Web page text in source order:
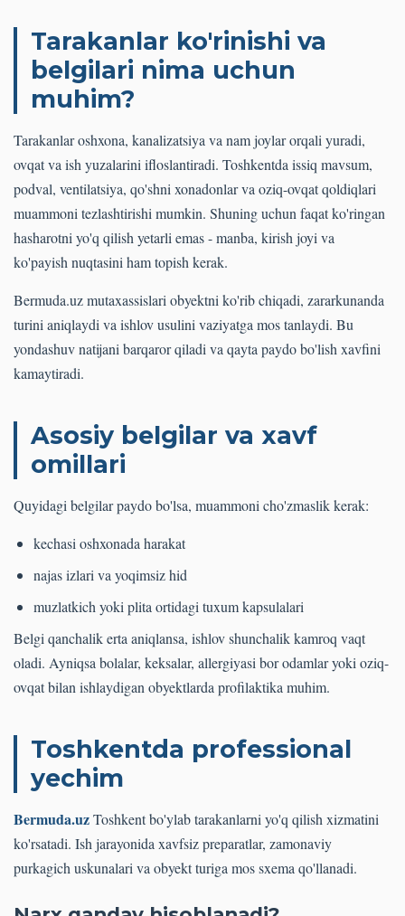
Tarakanlar ko'rinishi va
belgilari nima uchun
muhim?
Tarakanlar oshxona, kanalizatsiya va nam joylar orqali yuradi,
ovqat va ish yuzalarini ifloslantiradi. Toshkentda issiq mavsum,
podval, ventilatsiya, qo'shni xonadonlar va oziq-ovqat qoldiqlari
muammoni tezlashtirishi mumkin. Shuning uchun faqat ko'ringan
hasharotni yo'q qilish yetarli emas - manba, kirish joyi va
ko'payish nuqtasini ham topish kerak.
Bermuda.uz mutaxassislari obyektni ko'rib chiqadi, zararkunanda
turini aniqlaydi va ishlov usulini vaziyatga mos tanlaydi. Bu
yondashuv natijani barqaror qiladi va qayta paydo bo'lish xavfini
kamaytiradi.
Asosiy belgilar va xavf
omillari
Quyidagi belgilar paydo bo'lsa, muammoni cho'zmaslik kerak:
kechasi oshxonada harakat
najas izlari va yoqimsiz hid
muzlatkich yoki plita ortidagi tuxum kapsulalari
Belgi qanchalik erta aniqlansa, ishlov shunchalik kamroq vaqt
oladi. Ayniqsa bolalar, keksalar, allergiyasi bor odamlar yoki oziq-
ovqat bilan ishlaydigan obyektlarda profilaktika muhim.
Toshkentda professional
yechim
Bermuda.uzToshkent bo'ylab tarakanlarni yo'q qilish xizmatini
ko'rsatadi. Ish jarayonida xavfsiz preparatlar, zamonaviy
purkagich uskunalari va obyekt turiga mos sxema qo'llanadi.